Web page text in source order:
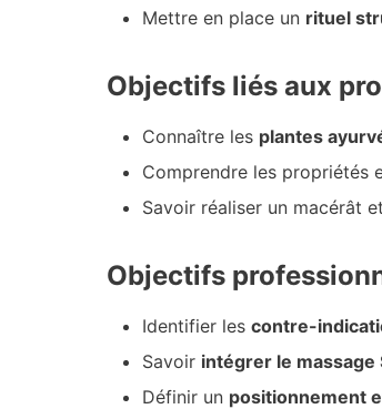
Mettre en place un rituel
Objectifs liés aux
Connaître les plantes
Comprendre les propriétés
Savoir réaliser un macérât
Objectifs
Identifier les contre-
Savoir intégrer le massage
Définir un positionnement